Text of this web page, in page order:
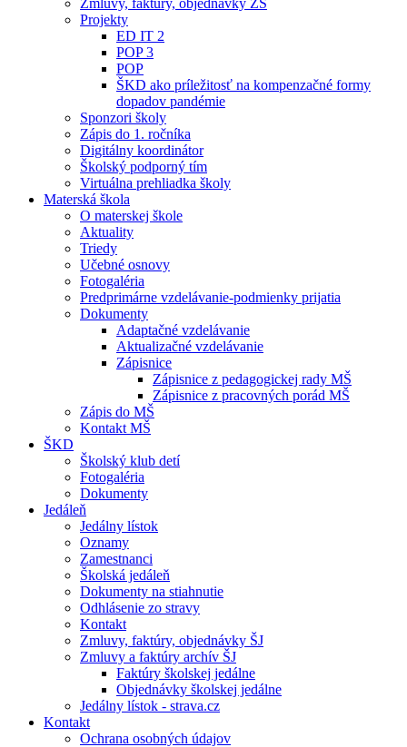
Zmluvy, faktúry, objednávky ZŠ
Projekty
ED IT 2
POP 3
POP
ŠKD ako príležitosť na kompenzačné formy
dopadov pandémie
Sponzori školy
Zápis do 1. ročníka
Digitálny koordinátor
Školský podporný tím
Virtuálna prehliadka školy
Materská škola
O materskej škole
Aktuality
Triedy
Učebné osnovy
Fotogaléria
Predprimárne vzdelávanie-podmienky prijatia
Dokumenty
Adaptačné vzdelávanie
Aktualizačné vzdelávanie
Zápisnice
Zápisnice z pedagogickej rady MŠ
Zápisnice z pracovných porád MŠ
Zápis do MŠ
Kontakt MŠ
ŠKD
Školský klub detí
Fotogaléria
Dokumenty
Jedáleň
Jedálny lístok
Oznamy
Zamestnanci
Školská jedáleň
Dokumenty na stiahnutie
Odhlásenie zo stravy
Kontakt
Zmluvy, faktúry, objednávky ŠJ
Zmluvy a faktúry archív ŠJ
Faktúry školskej jedálne
Objednávky školskej jedálne
Jedálny lístok - strava.cz
Kontakt
Ochrana osobných údajov